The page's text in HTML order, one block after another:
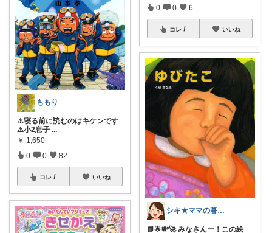
ももり
⚠️寝る前に読むのはキケンです
⚠️小2息子 ...
￥ 1,650
0 0 82
コレ いいね
0 0 6
コレ いいね
シキ★ママの暮らし、キッズ
📘🌟💸🚀 みなさんー！この絵